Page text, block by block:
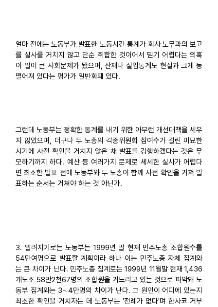
얼마 전에는 노동부가 발표한 노동시간 통계가 회사 노무과의 보고
를 실사를 거치지 않고 단순 취합한 것이어서 믿기 어렵다는 의혹
이 일어 큰 사회문제가 됐으며, 산재나 실업통계도 현실과 크게 동
떨어져 있다는 평가가 일반화돼 있다.
그런데 노동부는 정확한 통계를 내기 위한 아무런 개선대책을 세우
지 않았으며, 더구나 두 노총의 각종위원회 참여수가 걸린 미묘한
시기에 사전 확인을 거치지 않은 채 발표를 강행하겠다는 것은 무
모하기까지 하다. 예산 등 여러가지 문제로 세세한 실사가 어렵다
면 최소한 발표 전에 노동부와 두 노총이 함께 사전 확인을 거쳐 발
표하는 순서는 거쳐야 하는 것 아닌가.
3. 알려지기로는 노동부는 1999년 말 현재 민주노총 조합원수를
54만여명으로 발표할 계획이라 하나 이는 민주노총 자체 집계와
는 큰 차이가 난다. 민주노총 집계로는 1999년 11월말 현재 1,436
개노조 58만2천67명의 조합원을 거느리고 있는 것으로 파악돼 노
동부 집계와는 3∼4만명의 차이가 난다. 그 원인이 어디에 있는지
최소한 확인을 거치자는 데 노동부는 '전례가 없다'며 한사코 거부